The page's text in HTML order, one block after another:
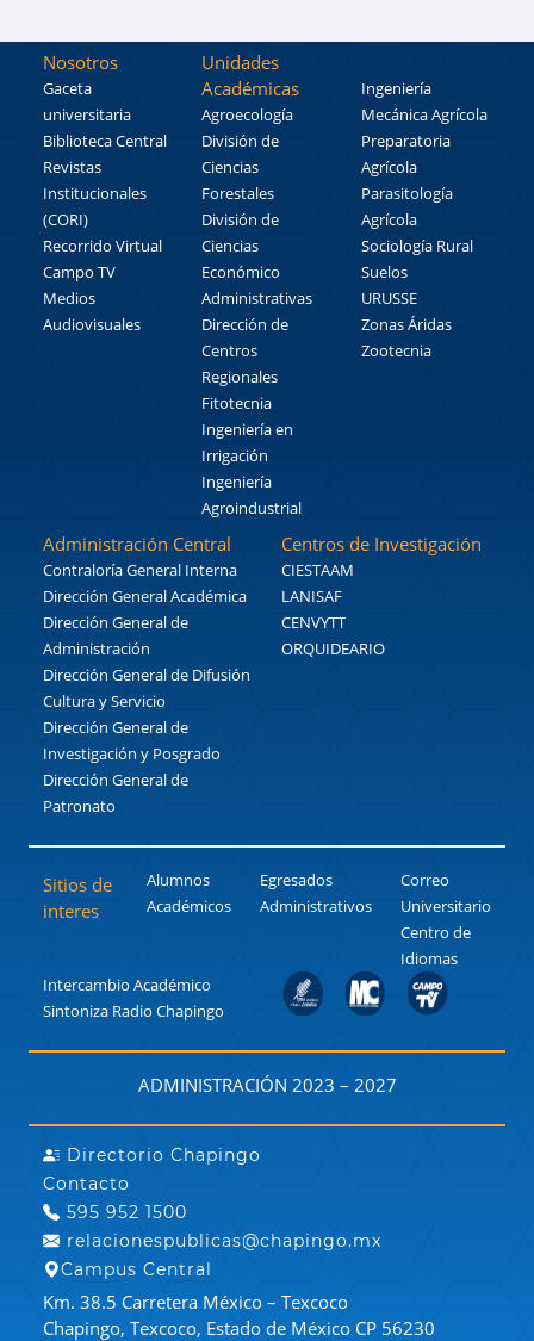
Nosotros
Gaceta
universitaria
Biblioteca Central
Revistas
Institucionales
(CORI)
Recorrido Virtual
Campo TV
Medios
Audiovisuales
Unidades
Académicas
Agroecología
División de
Ciencias
Forestales
División de
Ciencias
Económico
Administrativas
Dirección de
Centros
Regionales
Fitotecnia
Ingeniería en
Irrigación
Ingeniería
Agroindustrial
Ingeniería
Mecánica Agrícola
Preparatoria
Agrícola
Parasitología
Agrícola
Sociología Rural
Suelos
URUSSE
Zonas Áridas
Zootecnia
Administración Central
Contraloría General Interna
Dirección General Académica
Dirección General de
Administración
Dirección General de Difusión
Cultura y Servicio
Dirección General de
Investigación y Posgrado
Dirección General de
Patronato
Centros de Investigación
CIESTAAM
LANISAF
CENVYTT
ORQUIDEARIO
Sitios de
interes
Alumnos
Académicos
Egresados
Administrativos
Correo
Universitario
Centro de
Idiomas
Intercambio Académico
Sintoniza Radio Chapingo
ADMINISTRACIÓN 2023 – 2027
Directorio Chapingo
Contacto
595 952 1500
relacionespublicas@chapingo.mx
Campus Central
Km. 38.5 Carretera México – Texcoco
Chapingo, Texcoco, Estado de México CP 56230